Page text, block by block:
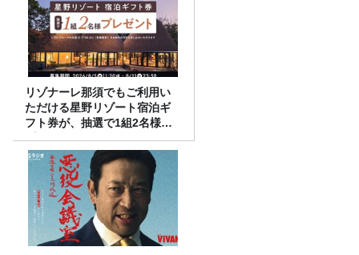
リゾナーレ那須でもご利用い
ただける星野リゾート宿泊ギ
フト券が、抽選で1組2名様に
プレゼント！